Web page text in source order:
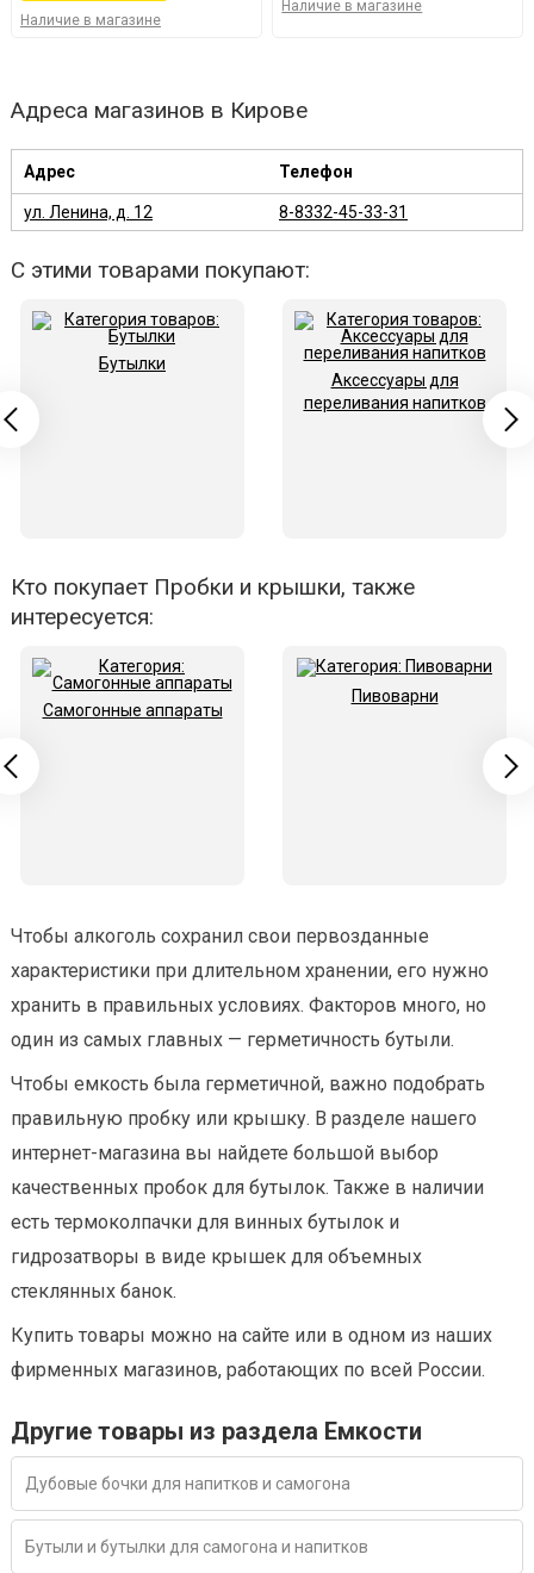
Наличие в магазине
Наличие в магазине
Адреса магазинов в Кирове
Адрес Телефон
ул. Ленина, д. 12 8-8332-45-33-31
С этими товарами покупают:
Бутылки
Аксессуары для
переливания напитков
Кто покупает Пробки и крышки, также
интересуется:
Самогонные аппараты
Пивоварни
Чтобы алкоголь сохранил свои первозданные
характеристики при длительном хранении, его нужно
хранить в правильных условиях. Факторов много, но
один из самых главных — герметичность бутыли.
Чтобы емкость была герметичной, важно подобрать
правильную пробку или крышку. В разделе нашего
интернет-магазина вы найдете большой выбор
качественных пробок для бутылок. Также в наличии
есть термоколпачки для винных бутылок и
гидрозатворы в виде крышек для объемных
стеклянных банок.
Купить товары можно на сайте или в одном из наших
фирменных магазинов, работающих по всей России.
Другие товары из раздела Емкости
Дубовые бочки для напитков и самогона
Бутыли и бутылки для самогона и напитков